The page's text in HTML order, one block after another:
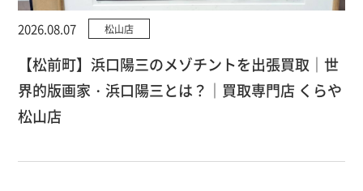
2026.08.07 松山店
【松前町】浜口陽三のメゾチントを出張買取｜世
界的版画家・浜口陽三とは？｜買取専門店 くらや
松山店